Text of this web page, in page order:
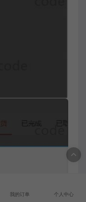
我的订单 个人中心